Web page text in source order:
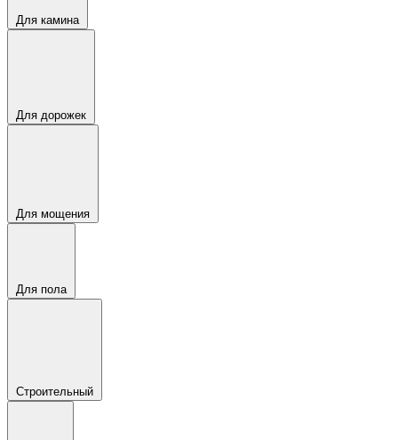
Для камина
Для дорожек
Для мощения
Для пола
Строительный